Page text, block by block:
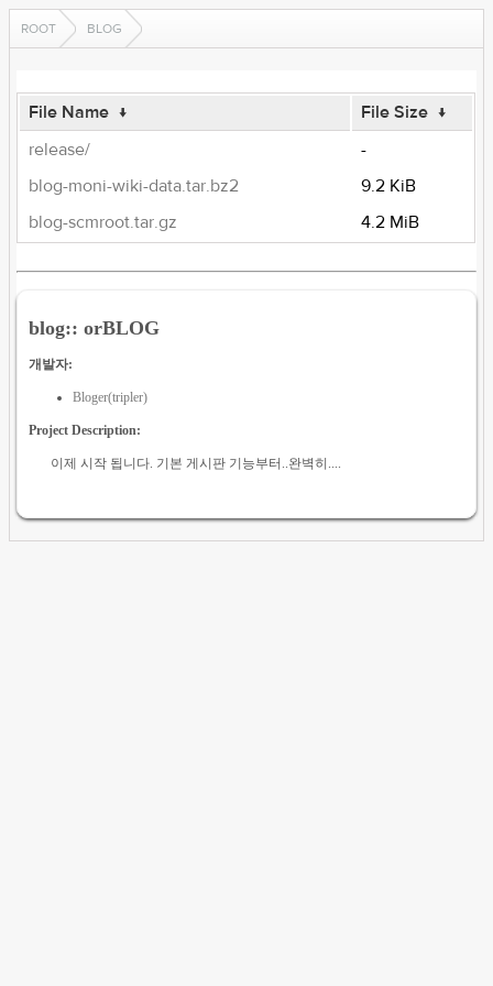
ROOT BLOG
File Name ↓ File Size ↓
release/
-
blog-moni-wiki-data.tar.bz2
9.2 KiB
blog-scmroot.tar.gz
4.2 MiB
blog:: orBLOG
개발자:
Bloger(tripler)
Project Description:
이제 시작 됩니다. 기본 게시판 기능부터..완벽히....